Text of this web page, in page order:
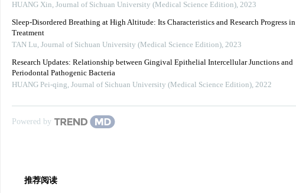
HUANG Xin, Journal of Sichuan University (Medical Science Edition), 2023
Sleep-Disordered Breathing at High Altitude: Its Characteristics and Research Progress in
Treatment
TAN Lu, Journal of Sichuan University (Medical Science Edition), 2023
Research Updates: Relationship between Gingival Epithelial Intercellular Junctions and
Periodontal Pathogenic Bacteria
HUANG Pei-qing, Journal of Sichuan University (Medical Science Edition), 2022
Powered by
推荐阅读